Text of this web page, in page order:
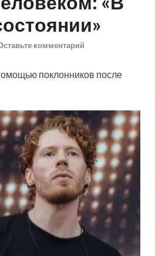
комментарий
поклонников после